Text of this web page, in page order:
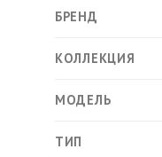
БРЕНД
КОЛЛЕКЦИЯ
МОДЕЛЬ
ТИП